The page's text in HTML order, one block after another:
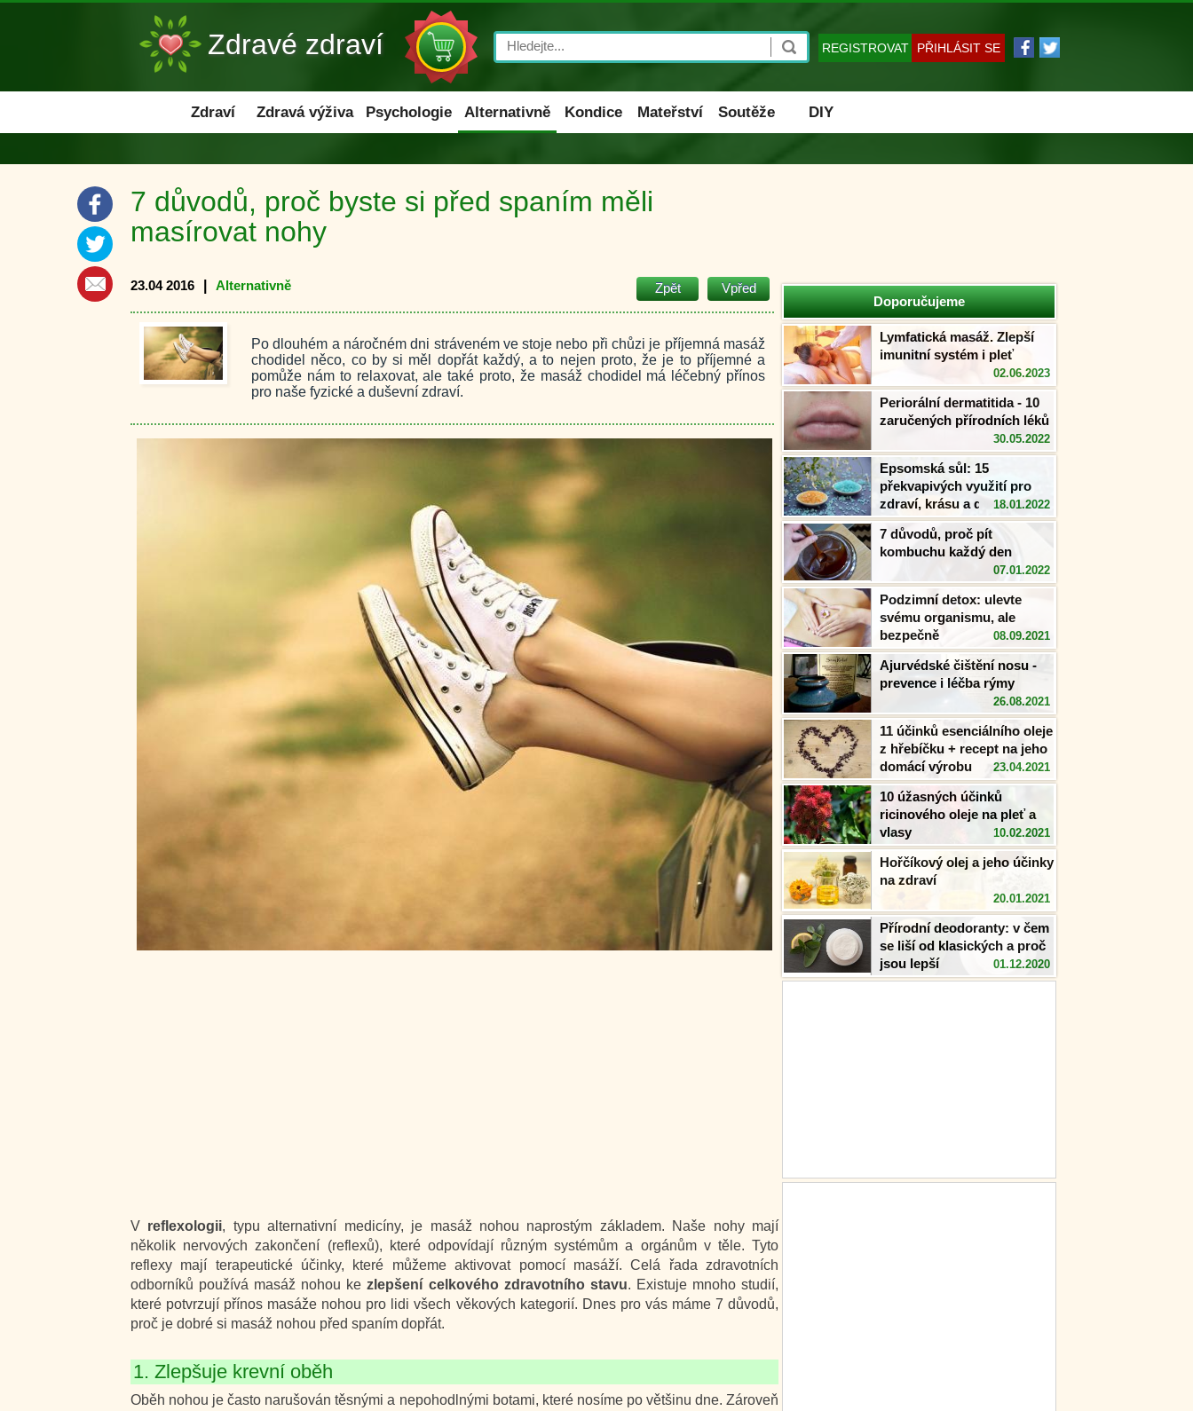
Zdravé zdraví REGISTROVAT PŘIHLÁSIT SE
Search
Zdraví Zdravá výživa Psychologie Alternativně Kondice Mateřství Soutěže DIY
Doporučujeme
Lymfatická masáž. Zlepší
imunitní systém i pleť
02.06.2023
Periorální dermatitida - 10
zaručených přírodních léků
30.05.2022
Epsomská sůl: 15
překvapivých využití pro
zdraví, krásu a domov18.01.2022
7 důvodů, proč pít
kombuchu každý den
07.01.2022
Podzimní detox: ulevte
svému organismu, ale
bezpečně
08.09.2021
Ajurvédské čištění nosu -
prevence i léčba rýmy
26.08.2021
11 účinků esenciálního oleje
z hřebíčku + recept na jeho
domácí výrobu
23.04.2021
10 úžasných účinků
ricinového oleje na pleť a
vlasy
10.02.2021
Hořčíkový olej a jeho účinky
na zdraví
20.01.2021
Přírodní deodoranty: v čem
se liší od klasických a proč
jsou lepší
01.12.2020
7 důvodů, proč byste si před spaním měli
masírovat nohy
Zpět Vpřed
23.04 2016 Alternativně
Po dlouhém a náročném dni stráveném ve stoje nebo při chůzi je příjemná masáž
chodidel něco, co by si měl dopřát každý, a to nejen proto, že je to příjemné a
pomůže nám to relaxovat, ale také proto, že masáž chodidel má léčebný přínos
pro naše fyzické a duševní zdraví.
V reflexologii, typu alternativní medicíny, je masáž nohou naprostým základem. Naše nohy mají
několik nervových zakončení (reflexů), které odpovídají různým systémům a orgánům v těle. Tyto
reflexy mají terapeutické účinky, které můžeme aktivovat pomocí masáží. Celá řada zdravotních
odborníků používá masáž nohou kezlepšení celkového zdravotního stavu. Existuje mnoho studií,
které potvrzují přínos masáže nohou pro lidi všech věkových kategorií. Dnes pro vás máme 7 důvodů,
proč je dobré si masáž nohou před spaním dopřát.
1. Zlepšuje krevní oběh
Oběh nohou je často narušován těsnými a nepohodlnými botami, které nosíme po většinu dne. Zároveň